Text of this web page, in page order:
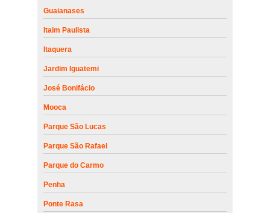
Guaianases
Itaim Paulista
Itaquera
Jardim Iguatemi
José Bonifácio
Mooca
Parque São Lucas
Parque São Rafael
Parque do Carmo
Penha
Ponte Rasa